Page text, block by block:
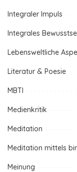
Integraler Impuls
Integrales
Lebensweltliche
Literatur & Poesie
MBTI
Medienkritik
Meditation
Meditation mittels
Meinung